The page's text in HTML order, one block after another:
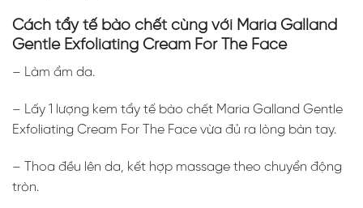
Cách tẩy tế bào chếtcùng với Maria Galland
Gentle Exfoliating Cream For The Face
– Làm ẩm da.
– Lấy 1 lượng kem tẩy tế bào chết Maria Galland Gentle
Exfoliating Cream For The Face vừa đủ ra lòng bàn tay.
– Thoa đều lên da, kết hợp massage theo chuyển động
tròn.